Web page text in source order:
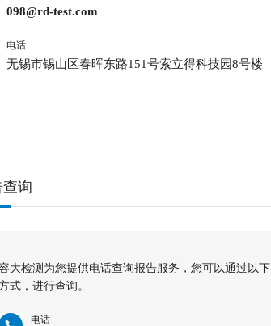
098@rd-test.com
电话
无锡市锡山区春晖东路151号索立得科技园8号楼
询
大检测为您提供电话查询报告服务，您可以通过以下
式，进行查询。
电话